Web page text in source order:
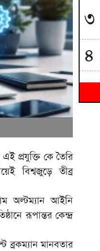
প্রযুক্তি কে তৈরি
বিশ্বজুড়ে তীব্র
অল্টম্যান আইনি
রূপান্তর কেন্দ্র
ব্রকম্যান মানবতার
৩
৪